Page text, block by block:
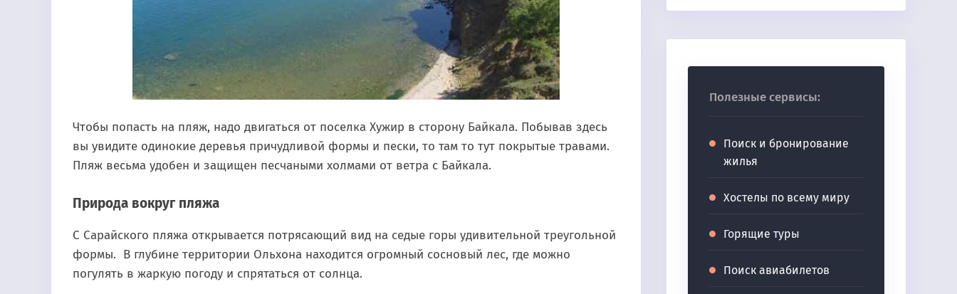
Чтобы попасть на пляж, надо двигаться от поселка Хужир в сторону Байкала. Побывав здесь
вы увидите одинокие деревья причудливой формы и пески, то там то тут покрытые травами.
Пляж весьма удобен и защищен песчаными холмами от ветра с Байкала.
Природа вокруг пляжа
С Cарайского пляжа открывается потрясающий вид на седые горы удивительной треугольной
формы. В глубине территории Ольхона находится огромный сосновый лес, где можно
погулять в жаркую погоду и спрятаться от солнца.
Полезные сервисы:
Поиск и бронирование
жилья
Хостелы по всему миру
Горящие туры
Поиск авиабилетов